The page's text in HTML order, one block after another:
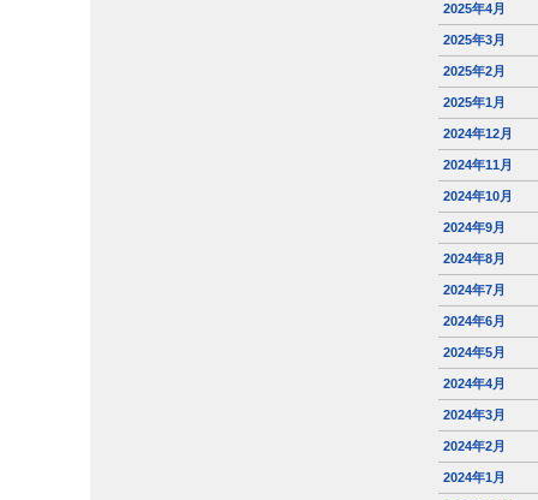
2025年4月
2025年3月
2025年2月
2025年1月
2024年12月
2024年11月
2024年10月
2024年9月
2024年8月
2024年7月
2024年6月
2024年5月
2024年4月
2024年3月
2024年2月
2024年1月